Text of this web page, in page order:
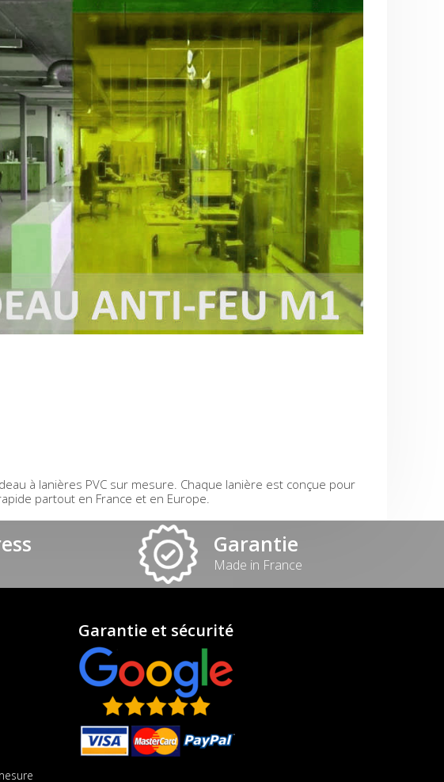
à lanières PVC sur mesure. Chaque lanière est conçue pour
partout en France et en Europe.
Garantie
Made in France
Garantie et sécurité